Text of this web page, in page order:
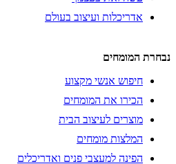
אדריכלות ועיצוב בעולם
נבחרת המומחים
חיפוש אנשי מקצוע
הכירו את המומחים
מוצרים לעיצוב הבית
המלצות מומחים
הפינה למעצבי פנים ואדריכלים